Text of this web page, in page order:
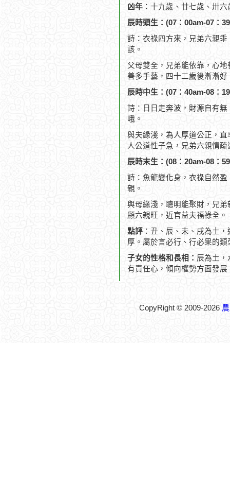
凶年 ：十九歲、廿七歲、卅
辰時頭生：(07：00am-07：
詩：衣祿四方來，兄弟六親
該。
父母雙全，兄弟能依靠，心
善多手藝，四十二歲後漸漸好
辰時中生：(07：40am-08：
詩：日日走奔波，財源自有
峨。
與夫緣淺，為人厚道公正，
人公道性子急，兄弟六親情
辰時末生：(08：20am-08：
詩：魚龍變化身，衣祿自然
親。
與母緣淺，聰明能聚財，兄
顧六親旺，近官益夫福祿全。
點評 ：丑、辰、未、戌為土
厚。屬於言必行、行必果的
子女的性格和長相： 辰為土，
有責任心，傾向權勢方面發展
CopyRight © 2009-2026